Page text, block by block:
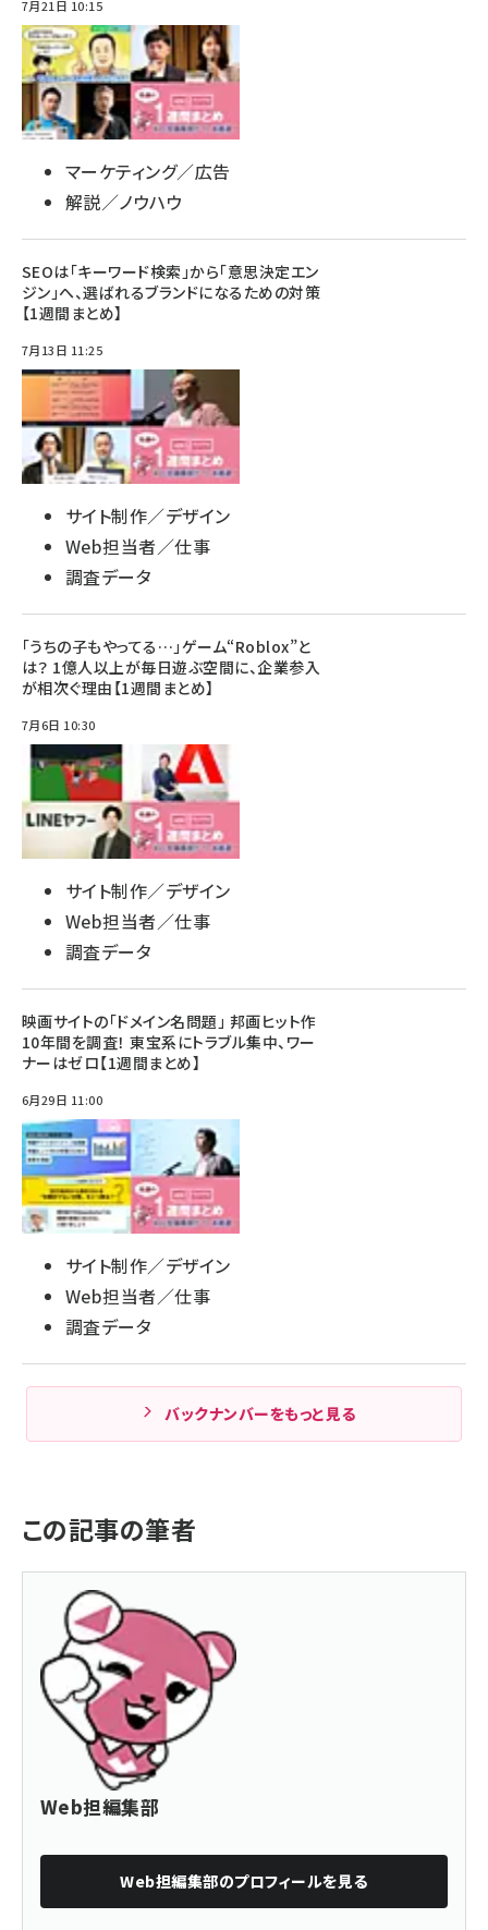
7月21日 10:15
マーケティング／広告
解説／ノウハウ
SEOは「キーワード検索」から「意思決定エン
ジン」へ、選ばれるブランドになるための対策
【1週間まとめ】
7月13日 11:25
サイト制作／デザイン
Web担当者／仕事
調査データ
「うちの子もやってる…」ゲーム“Roblox”と
は？ 1億人以上が毎日遊ぶ空間に、企業参入
が相次ぐ理由【1週間まとめ】
7月6日 10:30
サイト制作／デザイン
Web担当者／仕事
調査データ
映画サイトの「ドメイン名問題」 邦画ヒット作
10年間を調査！ 東宝系にトラブル集中、ワー
ナーはゼロ【1週間まとめ】
6月29日 11:00
サイト制作／デザイン
Web担当者／仕事
調査データ
バックナンバーをもっと見る
この記事の筆者
Web担編集部
Web担編集部のプロフィールを見る